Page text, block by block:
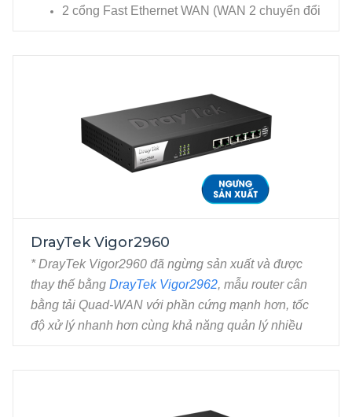
NGƯNG SẢN XUẤT
2 cổng Fast Ethernet WAN (WAN 2 chuyển đổi
DrayTek Vigor2960
* DrayTek Vigor2960 đã ngừng sản xuất và được
thay thế bằng DrayTek Vigor2962, mẫu router cân
bằng tải Quad-WAN với phần cứng mạnh hơn, tốc
độ xử lý nhanh hơn cùng khả năng quản lý nhiều
2 cổng Gigabit WAN, RJ-45.